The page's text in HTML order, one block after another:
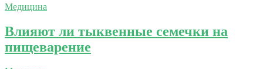
Медицина
Влияют ли тыквенные семечки на
пищеварение